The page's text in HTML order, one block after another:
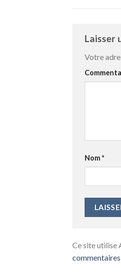
Laisser
Votre
Nom*
Ce site utilise